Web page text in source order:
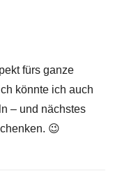
fürs ganze
könnte ich auch
– und nächstes
😉